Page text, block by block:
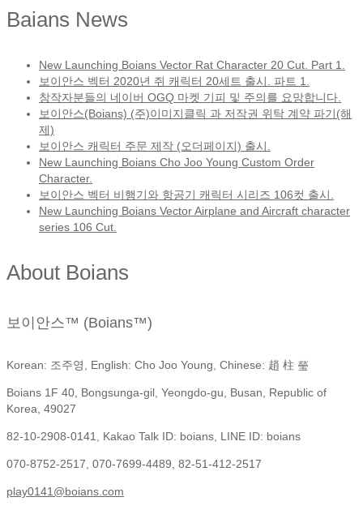
Baians News
New Launching Boians Vector Rat Character 20 Cut. Part 1.
보이안스 벡터 2020년 쥐 캐릭터 20세트 출시. 파트 1.
창작자분들의 네이버 OGQ 마켓 기피 및 주의를 요망합니다.
보이안스(Boians) (주)이미지클릭 과 저작권 위탁 계약 파기(해
제)
보이안스 캐릭터 주문 제작 (오더페이지) 출시.
New Launching Boians Cho Joo Young Custom Order
Character.
보이안스 벡터 비행기와 항공기 캐릭터 시리즈 106컷 출시.
New Launching Boians Vector Airplane and Aircraft character
series 106 Cut.
About Boians
보이안스™ (Boians™)
Korean: 조주영, English: Cho Joo Young, Chinese: 趙 柱 瑩
Boians 1F 40, Bongsunga-gil, Yeongdo-gu, Busan, Republic of
Korea, 49027
82-10-2908-0141, Kakao Talk ID: boians, LINE ID: boians
070-8752-2517, 070-7699-4489, 82-51-412-2517
play0141@boians.com